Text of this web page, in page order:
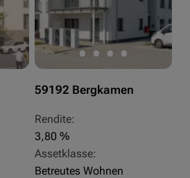
59192 Bergkamen
Rendite:
3,80 %
Assetklasse:
Betreutes Wohnen